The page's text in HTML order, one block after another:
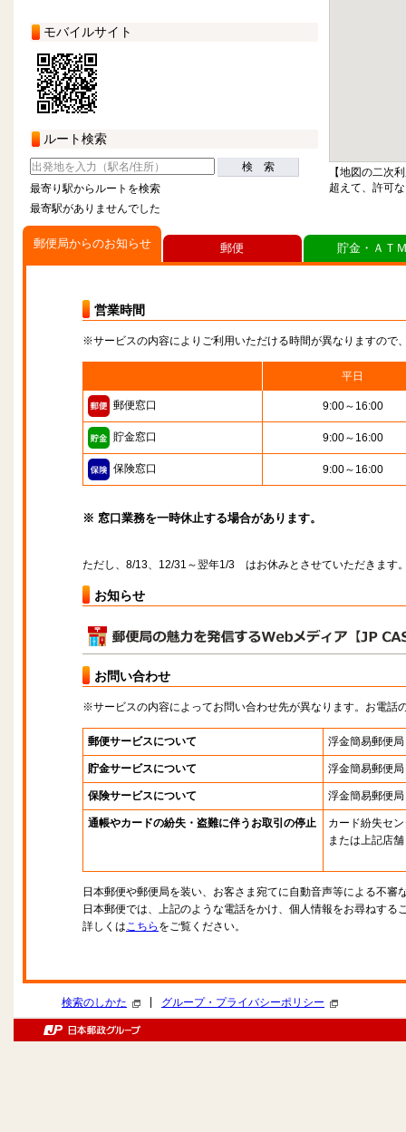
モバイルサイト
ルート検索
検 索
最寄り駅からルートを検索
最寄駅がありませんでした
【地図の二次
超えて、許可
郵便局からのお知らせ
営業時間
※サービスの内容によりご利用いただける時間が異なりますので
平日
郵便窓口 9:00～16:00
貯金窓口 9:00～16:00
保険窓口 9:00～16:00
※ 窓口業務を一時休止する場合があります。
ただし、8/13、12/31～翌年1/3 はお休みとさせていただきます
お知らせ
お問い合わせ
※サービスの内容によってお問い合わせ先が異なります。お電話
郵便サービスについて 浮金簡易郵便局
貯金サービスについて 浮金簡易郵便局
保険サービスについて 浮金簡易郵便局
通帳やカードの紛失・盗難に伴うお取引の停止
カード紛失セ
または上記店舗
日本郵便や郵便局を装い、お客さま宛てに自動音声等による不審
日本郵便では、上記のような電話をかけ、個人情報をお尋ねする
詳しくはこちら をご覧ください。
郵便 貯金・ＡＴ
検索のしかた グループ・プライバシーポリシー